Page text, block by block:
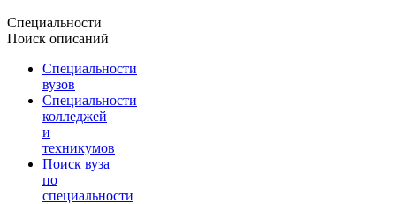
Специальности
Поиск описаний
Специальности
вузов
Специальности
колледжей
и
техникумов
Поиск вуза
по
специальности